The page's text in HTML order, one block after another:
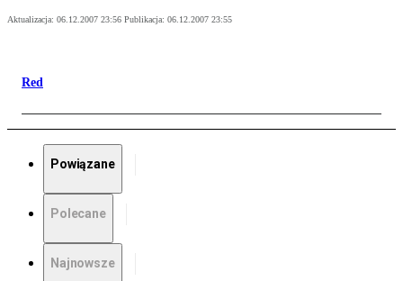
Aktualizacja: 06.12.2007 23:56 Publikacja: 06.12.2007 23:55
Red
Powiązane
Polecane
Najnowsze